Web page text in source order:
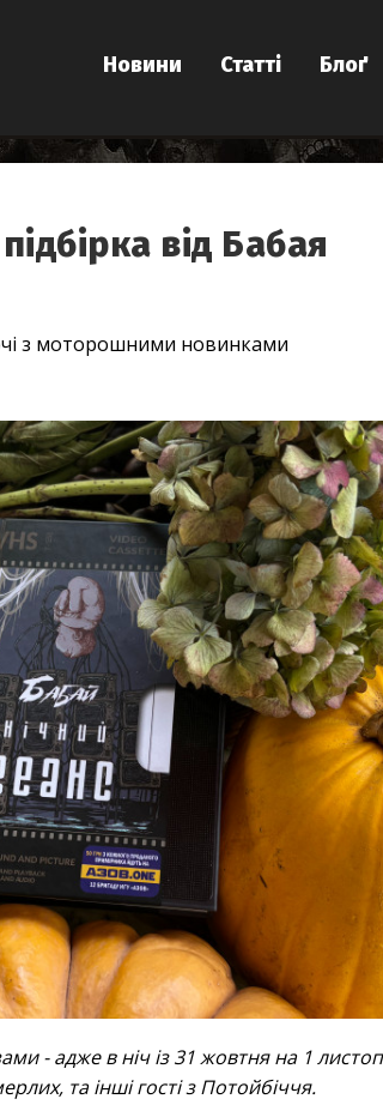
Новини Статті Блоґ
від Бабая
з моторошними новинками
- адже в ніч із 31 жовтня на 1
та інші гості з Потойбіччя.